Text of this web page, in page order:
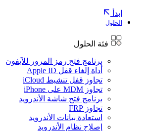
ابدأ
الحلول
فئة الحلول
برنامج فتح رمز المرور للآيفون
أداة إلغاء قفل Apple ID
تجاوز قفل تنشيط iCloud
تجاوز MDM على iPhone
برنامج فتح شاشة الأندرويد
تجاوز FRP
استعادة بيانات الأندرويد
إصلاح نظام الأندرويد